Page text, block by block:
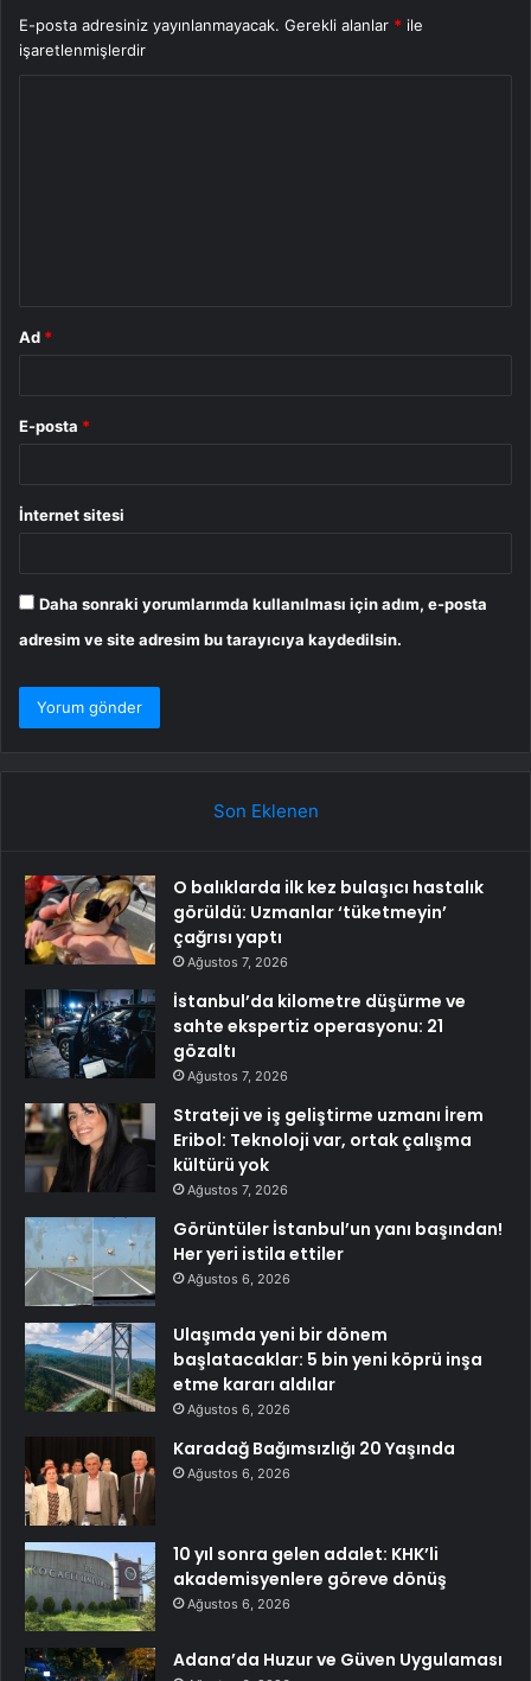
E-posta adresiniz yayınlanmayacak. Gerekli alanlar * ile
işaretlenmişlerdir
Ad *
E-posta *
İnternet sitesi
Daha sonraki yorumlarımda kullanılması için adım, e-posta
adresim ve site adresim bu tarayıcıya kaydedilsin.
Son Eklenen
O balıklarda ilk kez bulaşıcı hastalık
görüldü: Uzmanlar ‘tüketmeyin’
çağrısı yaptı
Ağustos 7, 2026
İstanbul’da kilometre düşürme ve
sahte ekspertiz operasyonu: 21
gözaltı
Ağustos 7, 2026
Strateji ve iş geliştirme uzmanı İrem
Eribol: Teknoloji var, ortak çalışma
kültürü yok
Ağustos 7, 2026
Görüntüler İstanbul’un yanı başından!
Her yeri istila ettiler
Ağustos 6, 2026
Ulaşımda yeni bir dönem
başlatacaklar: 5 bin yeni köprü inşa
etme kararı aldılar
Ağustos 6, 2026
Karadağ Bağımsızlığı 20 Yaşında
Ağustos 6, 2026
10 yıl sonra gelen adalet: KHK’li
akademisyenlere göreve dönüş
Ağustos 6, 2026
Adana’da Huzur ve Güven Uygulaması